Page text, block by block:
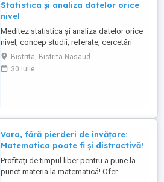
Statistica și analiza datelor orice
nivel
Meditez statistica și analiza datelor orice
nivel, concep studii, referate, cercetări
statistice avansate, aplicații, lucrări,
inclusiv postdoctoral. 30 lei ora. O ședință
durează 2 ore minim.
Bistrita, Bistrita-Nasaud
30 iulie
Vara, fără pierderi de învățare:
Matematica poate fi și distractivă!
Profitați de timpul liber pentru a pune la
punct materia la matematică! Ofer